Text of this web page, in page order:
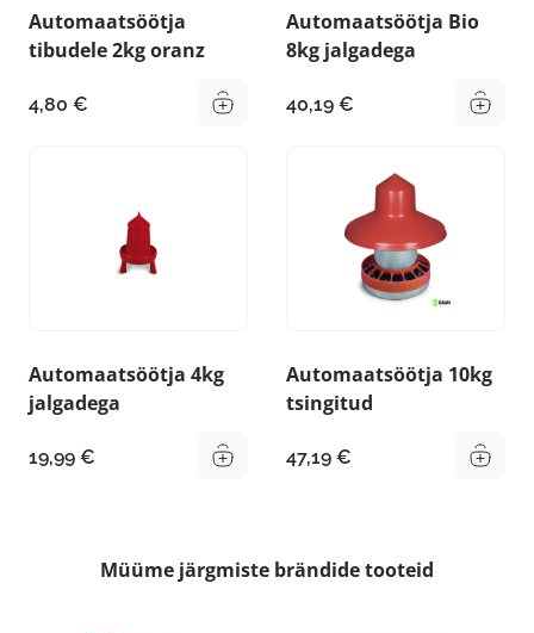
Automaatsöötja
tibudele 2kg oranz
4,80 €
Automaatsöötja Bio
8kg jalgadega
40,19 €
Automaatsöötja 4kg
jalgadega
19,99 €
Automaatsöötja 10kg
tsingitud
47,19 €
Müüme järgmiste brändide tooteid